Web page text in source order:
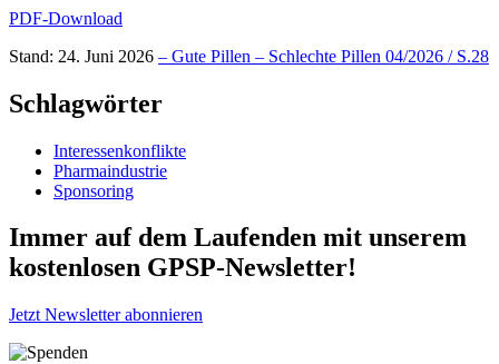
PDF-Download
Stand: 24. Juni 2026 – Gute Pillen – Schlechte Pillen 04/2026 / S.28
Schlagwörter
Interessenkonflikte
Pharmaindustrie
Sponsoring
Immer auf dem Laufenden mit unserem
kostenlosen GPSP-Newsletter!
Jetzt Newsletter abonnieren